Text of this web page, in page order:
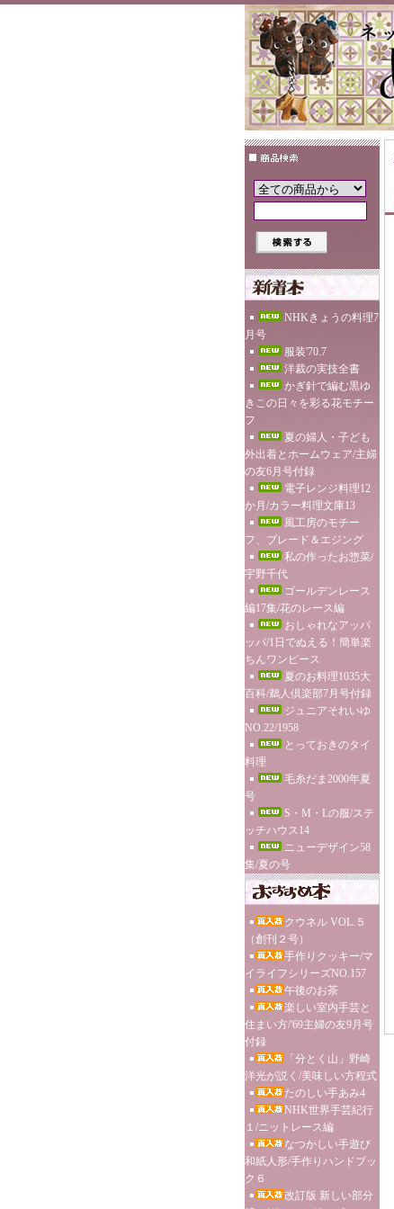
NHKきょうの料理7
月号
服装'70.7
洋裁の実技全書
かぎ針で編む黒ゆ
きこの日々を彩る花モチー
フ
夏の婦人・子ども
外出着とホームウェア/主婦
の友6月号付録
電子レンジ料理12
か月/カラー料理文庫13
風工房のモチー
フ、ブレード＆エジング
私の作ったお惣菜/
宇野千代
ゴールデンレース
編17集/花のレース編
おしゃれなアッパ
ッパ/1日でぬえる！簡単楽
ちんワンピース
夏のお料理1035大
百科/鵜人倶楽部7月号付録
ジュニアそれいゆ
NO.22/1958
とっておきのタイ
料理
毛糸だま2000年夏
号
S・M・Lの服/ステ
ッチハウス14
ニューデザイン58
集/夏の号
クウネル VOL.５
（創刊２号）
手作りクッキー/マ
イライフシリーズNO.157
午後のお茶
楽しい室内手芸と
住まい方/'69主婦の友9月号
付録
「分とく山」野崎
洋光が説く/美味しい方程式
たのしい手あみ4
NHK世界手芸紀行
１/ニットレース編
なつかしい手遊び
和紙人形/手作りハンドブッ
ク６
改訂版 新しい部分